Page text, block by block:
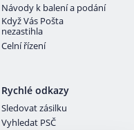
Návody k balení a podání
Když Vás Pošta
nezastihla
Celní řízení
Rychlé odkazy
Sledovat zásilku
Vyhledat PSČ